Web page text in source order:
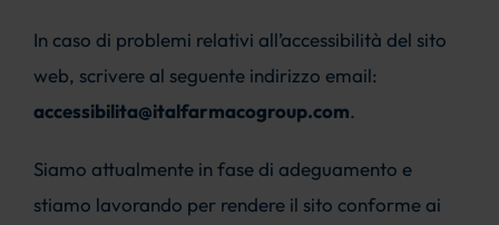
In caso di problemi relativi all’accessibilità del sito
web, scrivere al seguente indirizzo email:
accessibilita@italfarmacogroup.com.
Siamo attualmente in fase di adeguamento e
stiamo lavorando per rendere il sito conforme ai